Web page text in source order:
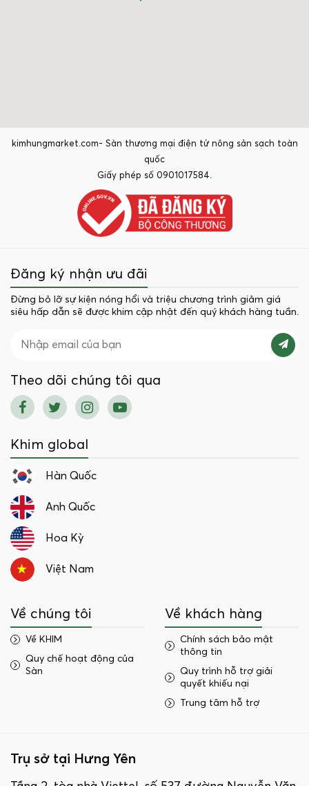
kimhungmarket.com- Sàn thương mại điện tử nông sản sạch toàn
quốc
Giấy phép số 0901017584.
Đăng ký nhận ưu đãi
Đừng bỏ lỡ sự kiện nóng hổi và triệu chương trình giảm giá
siêu hấp dẫn sẽ được khim cập nhật đến quý khách hàng tuần.
Theo dõi chúng tôi qua
Khim global
Hàn Quốc
Anh Quốc
Hoa Kỳ
Việt Nam
Về chúng tôi
Về KHIM
Quy chế hoạt động của
Sàn
Về khách hàng
Chính sách bảo mật
thông tin
Quy trình hỗ trợ giải
quyết khiếu nại
Trung tâm hỗ trợ
Trụ sở tại Hưng Yên